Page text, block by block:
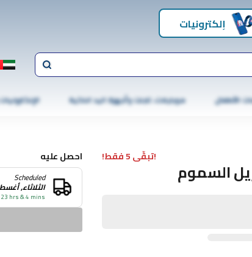
إلكترونيات
الأطفال موبايلات، تابلت وأجهزة اليد الذكية
!تبقّى 5 فقط!
السموم
احصل عليه
Scheduled
الثلاثاء, أغسطس
hrs & 4 mins